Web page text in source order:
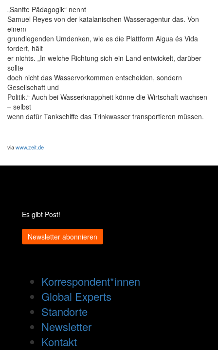
„Sanfte Pädagogik“ nennt
Samuel Reyes von der katalanischen Wasseragentur das. Von
einem
grundlegenden Umdenken, wie es die Plattform Aigua és Vida
fordert, hält
er nichts. „In welche Richtung sich ein Land entwickelt, darüber
sollte
doch nicht das Wasservorkommen entscheiden, sondern
Gesellschaft und
Politik.“ Auch bei Wasserknappheit könne die Wirtschaft wachsen
– selbst
wenn dafür Tankschiffe das Trinkwasser transportieren müssen.
viawww.zeit.de
Es gibt Post!
Newsletter abonnieren
Korrespondent*innen
Global Experts
Standorte
Newsletter
Kontakt